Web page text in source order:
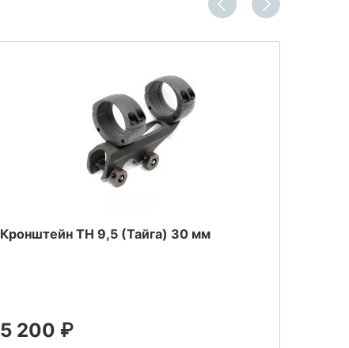
Кронштейн ТН 9,5 (Тайга) 30 мм
5 200 ₽